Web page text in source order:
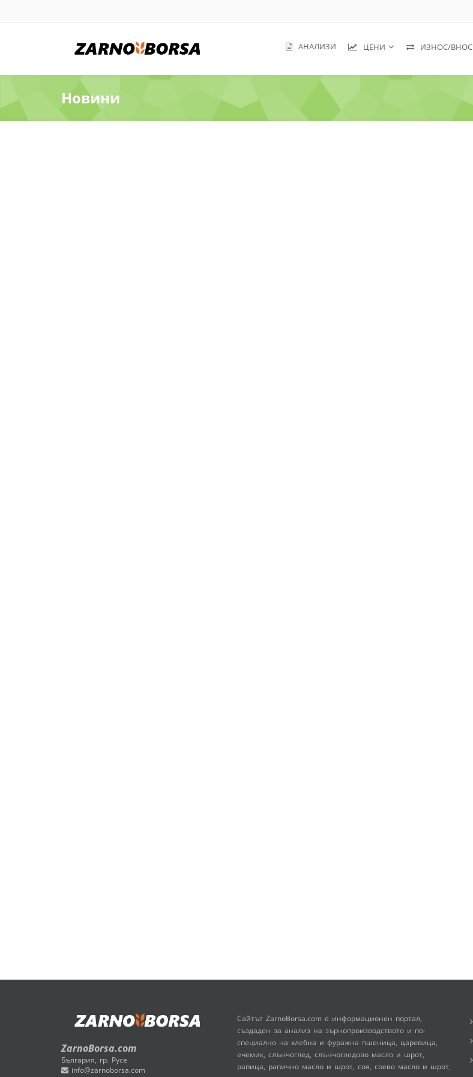
АНАЛИЗИ ЦЕНИ ИЗНОС/ВНОС
Новини
ZarnoBorsa.com
България, гр. Русе
info@zarnoborsa.com
Сайтът ZarnoBorsa.com е информационен портал,
създаден за анализ на зърнопроизводството и по-
специално на хлебна и фуражна пшеница, царевица,
ечемик, слънчоглед, слънчогледово масло и шрот,
рапица, рапично масло и шрот, соя, соево масло и шрот,